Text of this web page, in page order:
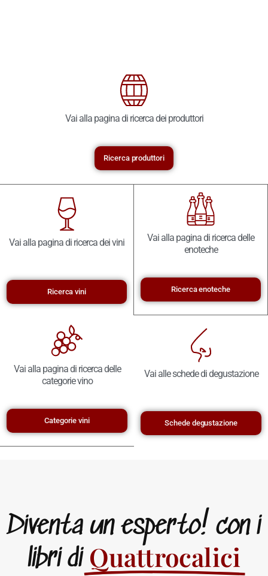
Vai alla pagina di ricerca dei produttori
Ricerca produttori
Vai alla pagina di ricerca dei vini
Ricerca vini
Vai alla pagina di ricerca delle
enoteche
Ricerca enoteche
Vai alla pagina di ricerca delle
categorie vino
Categorie vini
Vai alle schede di degustazione
Schede degustazione
Diventa un esperto! con i
libri di Quattrocalici